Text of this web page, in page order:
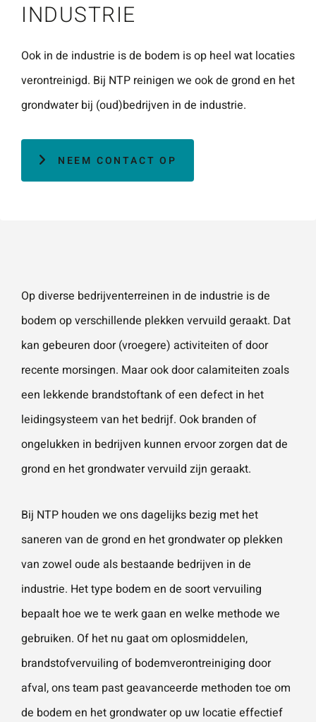
Naam
E-mailadres*
Wat is 5 + 5?*
VERSTUUR JE AANVRAAG
contactform
vragen en
opmerkingen
onze
vestigingen.
Naam*
INDUSTRIE
Ook in de industrie is de bodem is op heel wat locaties
verontreinigd. Bij NTP reinigen we ook de grond en het
grondwater bij (oud)bedrijven in de industrie.
NEEM CONTACT OP
Op diverse bedrijventerreinen in de industrie is de
bodem op verschillende plekken vervuild geraakt. Dat
kan gebeuren door (vroegere) activiteiten of door
recente morsingen. Maar ook door calamiteiten zoals
een lekkende brandstoftank of een defect in het
leidingsysteem van het bedrijf. Ook branden of
ongelukken in bedrijven kunnen ervoor zorgen dat de
grond en het grondwater vervuild zijn geraakt.
Bij NTP houden we ons dagelijks bezig met het
saneren van de grond en het grondwater op plekken
van zowel oude als bestaande bedrijven in de
industrie. Het type bodem en de soort vervuiling
bepaalt hoe we te werk gaan en welke methode we
gebruiken. Of het nu gaat om oplosmiddelen,
brandstofvervuiling of bodemverontreiniging door
afval, ons team past geavanceerde methoden toe om
de bodem en het grondwater op uw locatie effectief